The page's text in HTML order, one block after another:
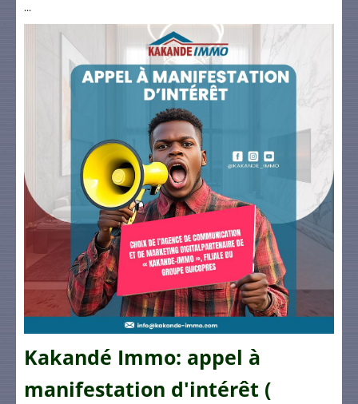
...
Kakandé Immo: appel à
manifestation d'intérêt (